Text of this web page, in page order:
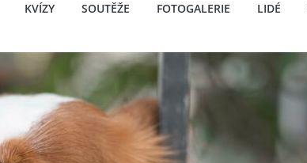
KVÍZY SOUTĚŽE FOTOGALERIE LIDÉ